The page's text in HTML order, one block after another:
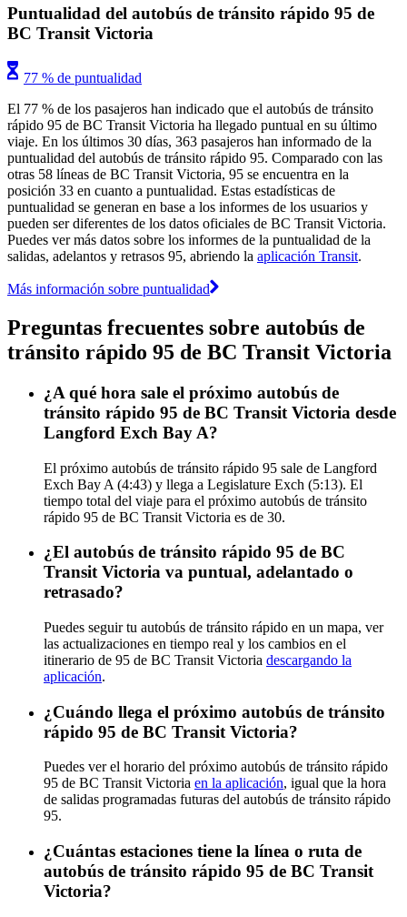
Puntualidad del autobús de tránsito rápido 95 de
BC Transit Victoria
77 % de puntualidad
El 77 % de los pasajeros han indicado que el autobús de tránsito
rápido 95 de BC Transit Victoria ha llegado puntual en su último
viaje. En los últimos 30 días, 363 pasajeros han informado de la
puntualidad del autobús de tránsito rápido 95. Comparado con las
otras 58 líneas de BC Transit Victoria, 95 se encuentra en la
posición 33 en cuanto a puntualidad. Estas estadísticas de
puntualidad se generan en base a los informes de los usuarios y
pueden ser diferentes de los datos oficiales de BC Transit Victoria.
Puedes ver más datos sobre los informes de la puntualidad de la
salidas, adelantos y retrasos 95, abriendo la aplicación Transit.
Más información sobre puntualidad
Preguntas frecuentes sobre autobús de
tránsito rápido 95 de BC Transit Victoria
¿A qué hora sale el próximo autobús de
tránsito rápido 95 de BC Transit Victoria desde
Langford Exch Bay A?
El próximo autobús de tránsito rápido 95 sale de Langford
Exch Bay A (4:43) y llega a Legislature Exch (5:13). El
tiempo total del viaje para el próximo autobús de tránsito
rápido 95 de BC Transit Victoria es de 30.
¿El autobús de tránsito rápido 95 de BC
Transit Victoria va puntual, adelantado o
retrasado?
Puedes seguir tu autobús de tránsito rápido en un mapa, ver
las actualizaciones en tiempo real y los cambios en el
itinerario de 95 de BC Transit Victoria descargando la
aplicación.
¿Cuándo llega el próximo autobús de tránsito
rápido 95 de BC Transit Victoria?
Puedes ver el horario del próximo autobús de tránsito rápido
95 de BC Transit Victoria en la aplicación, igual que la hora
de salidas programadas futuras del autobús de tránsito rápido
95.
¿Cuántas estaciones tiene la línea o ruta de
autobús de tránsito rápido 95 de BC Transit
Victoria?